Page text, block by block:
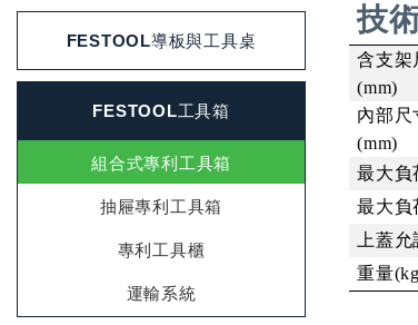
FESTOOL導板與工具桌
FESTOOL工具箱
組合式專利工具箱
抽屜專利工具箱
專利工具櫃
運輸系統
技
含支架
(mm)
內部尺
(mm)
最大負
最大負
上蓋
重量